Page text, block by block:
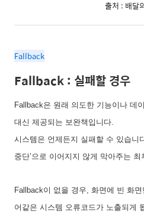
출처 : 배달
Fallback
Fallback : 실패할 경우
Fallback은 원래 의도한 기능이나 데
대신 제공되는 보완책입니다.
시스템은 언제든지 실패할 수 있습니
중단’으로 이어지지 않게 막아주는
Fallback이 없을 경우, 화면에 빈 화
어같은 시스템 오류코드가 노출되게